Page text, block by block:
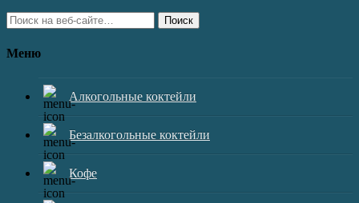
Поиск
Меню
Алкогольные коктейли
Безалкогольные коктейли
Кофе